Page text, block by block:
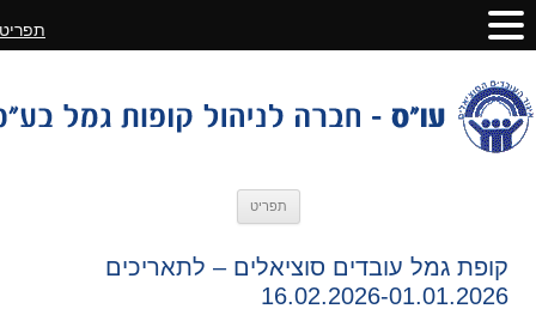
תפריט
קופת גמל עובדים סוציאלים – לתאריכים
16.02.2026-01.01.2026
תפריט